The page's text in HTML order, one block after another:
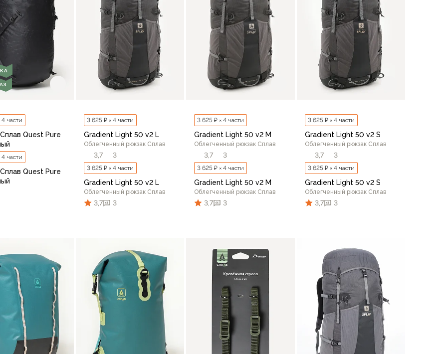
4 части
Quest Pure
4 части
Quest Pure
3 625 ₽ × 4 части
Gradient Light 50 v2 L
Облегченный рюкзак Сплав
3,7 3
3 625 ₽ × 4 части
Gradient Light 50 v2 L
Облегченный рюкзак Сплав
3,7 3
В корзину
3 625 ₽ × 4 части
Gradient Light 50 v2 M
Облегченный рюкзак Сплав
3,7 3
3 625 ₽ × 4 части
Gradient Light 50 v2 M
Облегченный рюкзак Сплав
3,7 3
В корзину
3 625 ₽ × 4 части
Gradient Light 50 v2 S
Облегченный рюкзак Сплав
3,7 3
3 625 ₽ × 4 части
Gradient Light 50 v2 S
Облегченный рюкзак Сплав
3,7 3
В корзину